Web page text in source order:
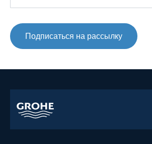
Подписаться на рассылку